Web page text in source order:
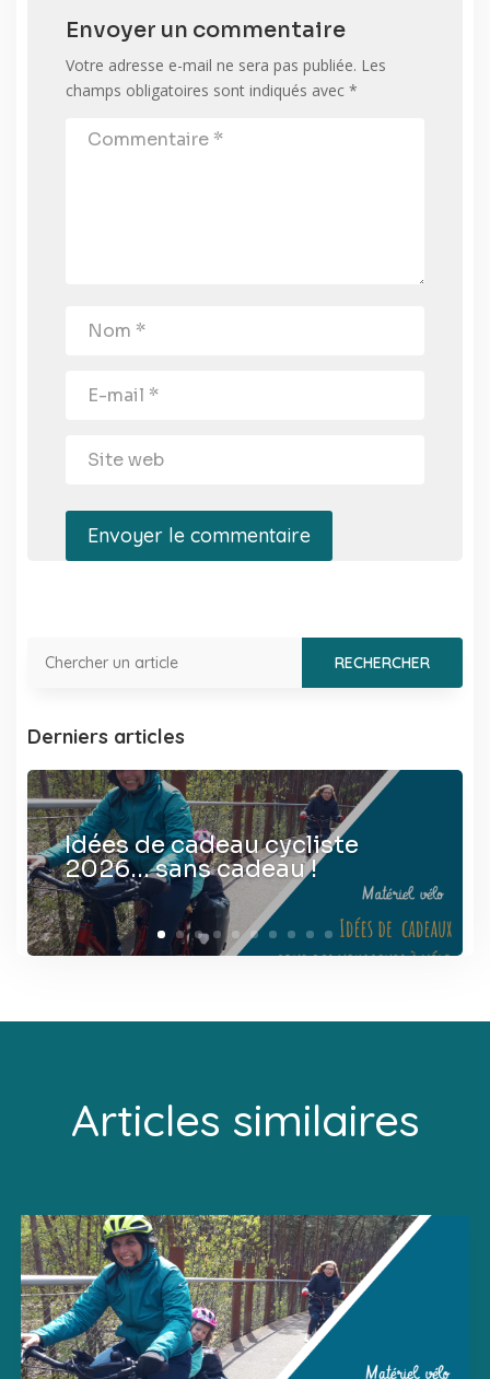
Envoyer un commentaire
Votre adresse e-mail ne sera pas publiée. Les
champs obligatoires sont indiqués avec *
Envoyer le commentaire
Derniers articles
Idées de cadeau cycliste
2026… sans cadeau !
Articles similaires